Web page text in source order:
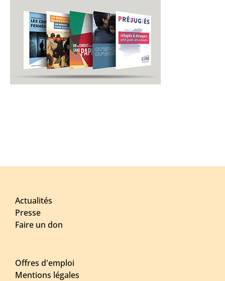
Actualités
Presse
Faire un don
Offres d'emploi
Mentions légales